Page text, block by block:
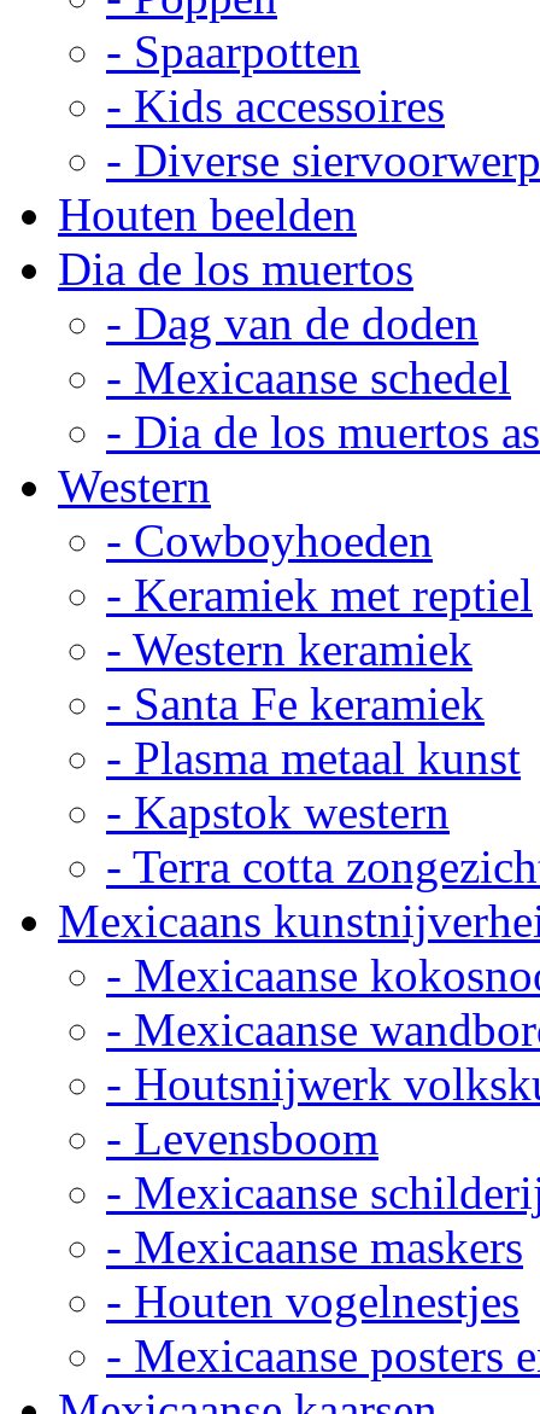
- Spaarpotten
- Kids accessoires
- Diverse
Houten beelden
Dia de los muertos
- Dag van de doden
- Mexicaanse schedel
- Dia de los muertos
Western
- Cowboyhoeden
- Keramiek met reptiel
- Western keramiek
- Santa Fe keramiek
- Plasma metaal kunst
- Kapstok western
- Terra cotta
Mexicaans
- Mexicaanse
- Mexicaanse
- Houtsnijwerk
- Levensboom
- Mexicaanse
- Mexicaanse maskers
- Houten vogelnestjes
- Mexicaanse posters